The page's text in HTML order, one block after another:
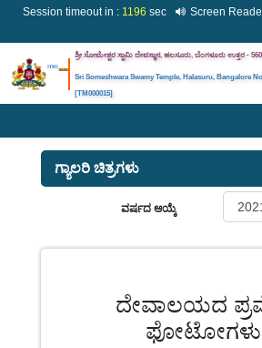
Session timeout in : 1195 sec
Screen
ಶ್ರೀ ಸೋಮೇಶ್ವರ ಸ್ವಾಮಿ ದೇವಸ್ಥಾನ, ಹಲಸೂರು, ಬೆಂಗಳೂರು ಉತ್ತರ -
Sri Someshwara Swamy Temple, Halasuru, Bangalore
[TM000015]
ಗ್ಯಾಲರಿ ಚಿತ್ರಗಳು
ವರ್ಷದ ಆಯ್ಕೆ
ದೇವಾಲಯದ
ಫೋಟೋಗಳು